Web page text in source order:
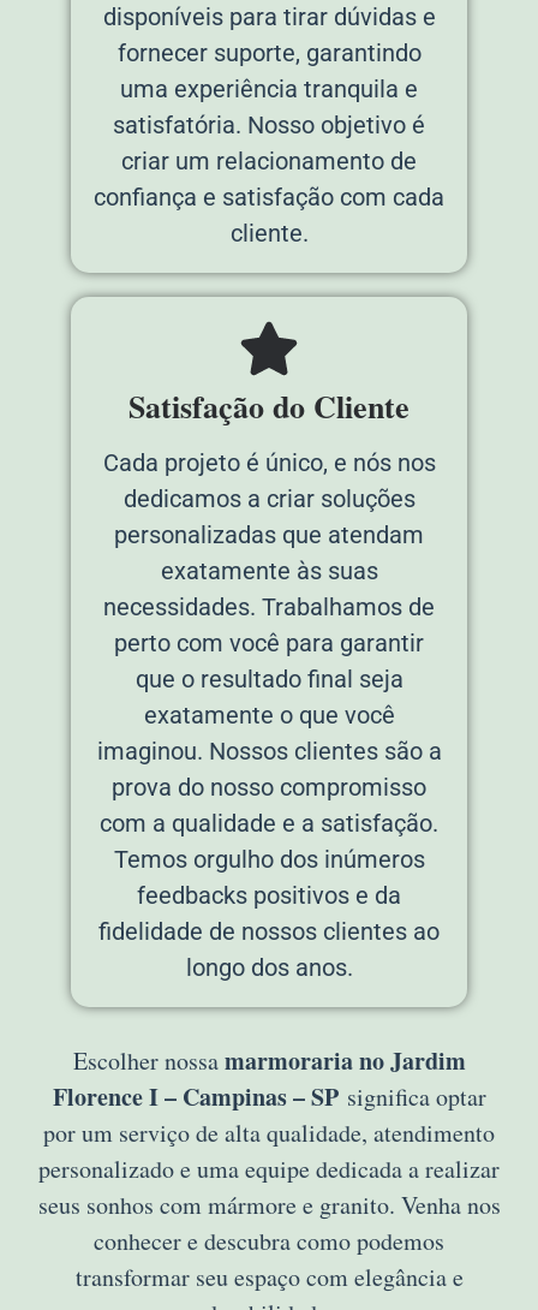
disponíveis para tirar dúvidas e
fornecer suporte, garantindo
uma experiência tranquila e
satisfatória. Nosso objetivo é
criar um relacionamento de
confiança e satisfação com cada
cliente.
Satisfação do Cliente
Cada projeto é único, e nós nos
dedicamos a criar soluções
personalizadas que atendam
exatamente às suas
necessidades. Trabalhamos de
perto com você para garantir
que o resultado final seja
exatamente o que você
imaginou. Nossos clientes são a
prova do nosso compromisso
com a qualidade e a satisfação.
Temos orgulho dos inúmeros
feedbacks positivos e da
fidelidade de nossos clientes ao
longo dos anos.
Escolher nossamarmoraria no Jardim
Florence I – Campinas – SPsignifica optar
por um serviço de alta qualidade, atendimento
personalizado e uma equipe dedicada a realizar
seus sonhos com mármore e granito. Venha nos
conhecer e descubra como podemos
transformar seu espaço com elegância e